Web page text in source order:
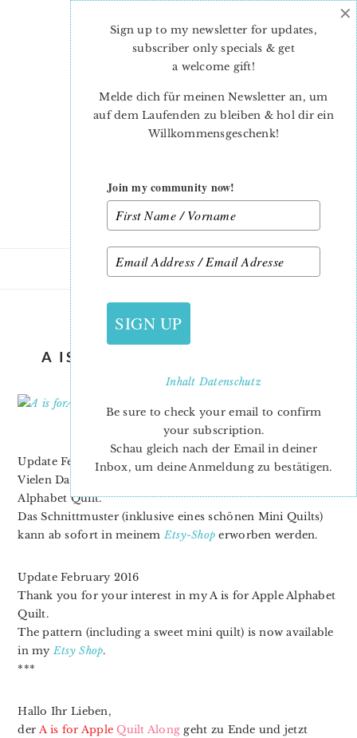
A IS FOR APPLE QUILT ALONG –
FINISHING
Update Februar 2016
Vielen Dank für Eurer Interesse an meinem A is for Apple
Alphabet Quilt.
Das Schnittmuster (inklusive eines schönen Mini Quilts)
kann ab sofort in meinemEtsy-Shop erworben werden.
Update February 2016
Thank you for your interest in my A is for Apple Alphabet
Quilt.
The pattern (including a sweet mini quilt) is now available
in myEtsy Shop.
***
Hallo Ihr Lieben,
derA is for Apple Quilt Along geht zu Ende und jetzt
Sign up to my newsletter for updates,
subscriber only specials & get
a welcome gift!
Melde dich für meinen Newsletter an, um
auf dem Laufenden zu bleiben & hol dir ein
Willkommensgeschenk!
Join my community now!
SIGN UP
InhaltDatenschutz
Be sure to check your email to confirm
your subscription.
Schau gleich nach der Email in deiner
Inbox, um deine Anmeldung zu bestätigen.
×